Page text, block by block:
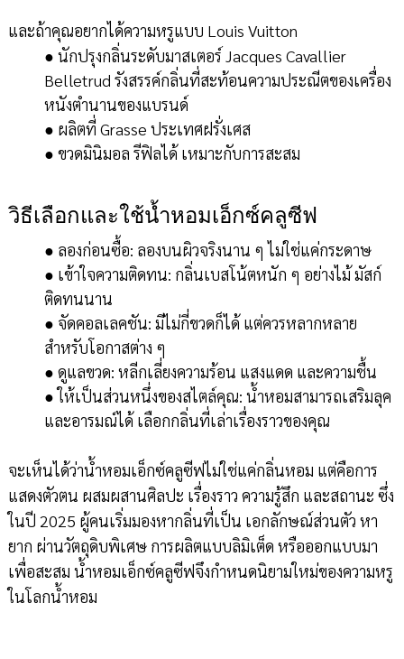
และถ้าคุณอยากได้ความหรูแบบ Louis Vuitton
● นักปรุงกลิ่นระดับมาสเตอร์ Jacques Cavallier
Belletrud รังสรรค์กลิ่นที่สะท้อนความประณีตของเครื่อง
หนังตำนานของแบรนด์
● ผลิตที่ Grasse ประเทศฝรั่งเศส
● ขวดมินิมอล รีฟิลได้ เหมาะกับการสะสม
วิธีเลือกและใช้น้ำหอมเอ็กซ์คลูซีฟ
● ลองก่อนซื้อ: ลองบนผิวจริงนาน ๆ ไม่ใช่แค่กระดาษ
● เข้าใจความติดทน: กลิ่นเบสโน้ตหนัก ๆ อย่างไม้ มัสก์
ติดทนนาน
● จัดคอลเลคชัน: มีไม่กี่ขวดก็ได้ แต่ควรหลากหลาย
สำหรับโอกาสต่าง ๆ
● ดูแลขวด: หลีกเลี่ยงความร้อน แสงแดด และความชื้น
● ให้เป็นส่วนหนึ่งของสไตล์คุณ: น้ำหอมสามารถเสริมลุค
และอารมณ์ได้ เลือกกลิ่นที่เล่าเรื่องราวของคุณ
จะเห็นได้ว่าน้ำหอมเอ็กซ์คลูซีฟไม่ใช่แค่กลิ่นหอม แต่คือการ
แสดงตัวตน ผสมผสานศิลปะ เรื่องราว ความรู้สึก และสถานะ ซึ่ง
ในปี 2025 ผู้คนเริ่มมองหากลิ่นที่เป็น เอกลักษณ์ส่วนตัว หา
ยาก ผ่านวัตถุดิบพิเศษ การผลิตแบบลิมิเต็ด หรือออกแบบมา
เพื่อสะสม น้ำหอมเอ็กซ์คลูซีฟจึงกำหนดนิยามใหม่ของความหรู
ในโลกน้ำหอม